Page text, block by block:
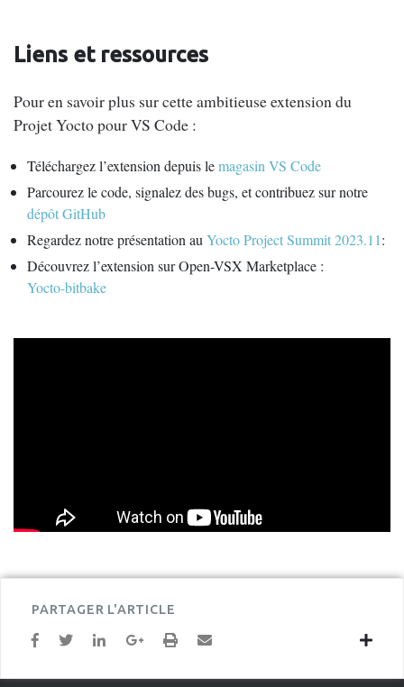
Liens et ressources
Pour en savoir plus sur cette ambitieuse extension du
Projet Yocto pour VS Code :
Téléchargez l’extension depuis lemagasin VS Code
Parcourez le code, signalez des bugs, et contribuez sur notre
dépôt GitHub
Regardez notre présentation auYocto Project Summit 2023.11:
Découvrez l’extension sur Open-VSX Marketplace :
Yocto-bitbake
PARTAGER L'ARTICLE